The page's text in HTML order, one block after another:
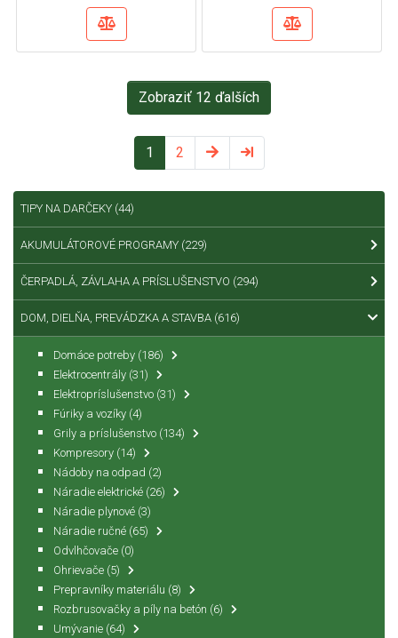
Zobraziť 12 ďalších
1 2
TIPY NA DARČEKY (44)
AKUMULÁTOROVÉ PROGRAMY (229)
ČERPADLÁ, ZÁVLAHA A PRÍSLUŠENSTVO (294)
DOM, DIELŇA, PREVÁDZKA A STAVBA (616)
Domáce potreby (186)
Elektrocentrály (31)
Elektropríslušenstvo (31)
Fúriky a vozíky (4)
Grily a príslušenstvo (134)
Kompresory (14)
Nádoby na odpad (2)
Náradie elektrické (26)
Náradie plynové (3)
Náradie ručné (65)
Odvlhčovače (0)
Ohrievače (5)
Prepravníky materiálu (8)
Rozbrusovačky a píly na betón (6)
Umývanie (64)